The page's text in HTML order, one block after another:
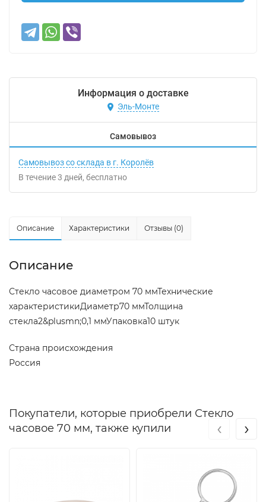
Информация о доставке
Эль-Монте
Самовывоз
Самовывоз со склада в г. Королёв
В течение3 дней Бесплатно
Описание Характеристики Отзывы (0)
Описание
Стекло часовое диаметром 70 ммТехнические
характеристикиДиаметр70 ммТолщина
стекла2&plusmn;0,1 ммУпаковка10 штук
Страна происхождения
Россия
Покупатели, которые приобрели Стекло
часовое 70 мм, также купили
‹ ›